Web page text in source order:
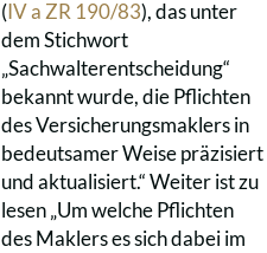
(IV a ZR 190/83), das unter
dem Stichwort
„Sachwalterentscheidung“
bekannt wurde, die Pflichten
des Versicherungsmaklers in
bedeutsamer Weise präzisiert
und aktualisiert.“ Weiter ist zu
lesen „Um welche Pflichten
des Maklers es sich dabei im